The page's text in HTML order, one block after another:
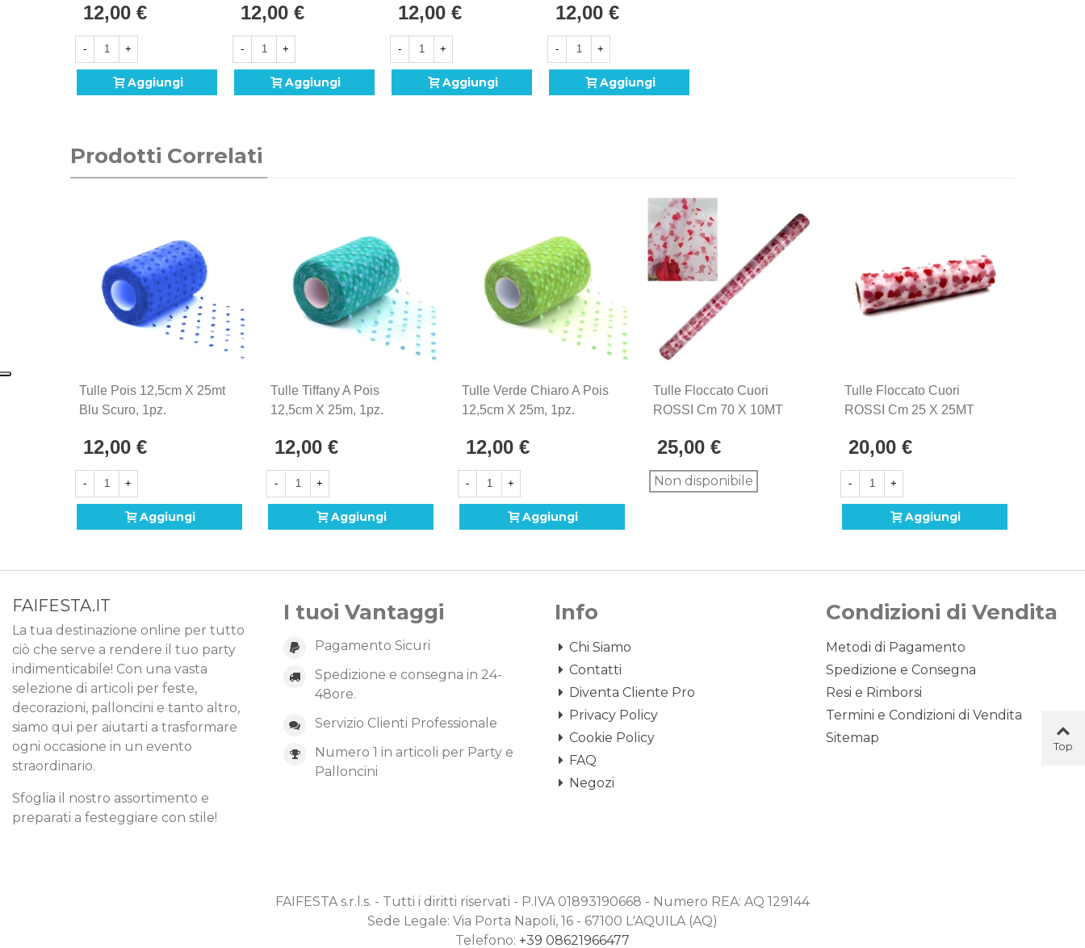
12,00 €
- +
Aggiungi
12,00 €
- +
Aggiungi
12,00 €
- +
Aggiungi
12,00 €
- +
Aggiungi
Prodotti Correlati
Tulle Pois 12,5cm X 25mt
Blu Scuro, 1pz.
12,00 €
- +
Aggiungi
Tulle Tiffany A Pois
12,5cm X 25m, 1pz.
12,00 €
- +
Aggiungi
Tulle Verde Chiaro A Pois
12,5cm X 25m, 1pz.
12,00 €
- +
Aggiungi
Tulle Floccato Cuori
ROSSI Cm 70 X 10MT
25,00 €
Non disponibile
Tulle Floccato Cuori
ROSSI Cm 25 X 25MT
20,00 €
- +
Aggiungi
FAIFESTA.IT
La tua destinazione online per tutto
ciò che serve a rendere il tuo party
indimenticabile! Con una vasta
selezione di articoli per feste,
decorazioni, palloncini e tanto altro,
siamo qui per aiutarti a trasformare
ogni occasione in un evento
straordinario.
Sfoglia il nostro assortimento e
preparati a festeggiare con stile!
I tuoi Vantaggi
Pagamento Sicuri
Spedizione e consegna in 24-
48ore.
Servizio Clienti Professionale
Numero 1 in articoli per Party e
Palloncini
Info
Chi Siamo
Contatti
Diventa Cliente Pro
Privacy Policy
Cookie Policy
FAQ
Negozi
Condizioni di Vendita
Metodi di Pagamento
Spedizione e Consegna
Resi e Rimborsi
Termini e Condizioni di Vendita
Sitemap
FAIFESTA s.r.l.s. - Tutti i diritti riservati - P.IVA 01893190668 - Numero REA: AQ 129144
Sede Legale: Via Porta Napoli, 16 - 67100 L'AQUILA (AQ)
Telefono: +39 08621966477
Top